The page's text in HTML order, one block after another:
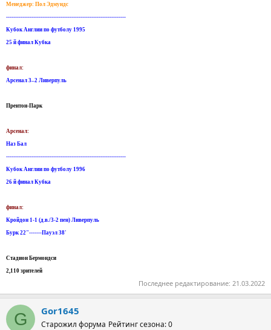
Менеджер: Пол Эдмундс
------------------------------------------------------------------
Кубок Англии по футболу 1995
25 й финал Кубка
финал:
Арсенал 3–2 Ливерпуль
Прентон-Парк
Арсенал:
Наз Бал
------------------------------------------------------------------
Кубок Англии по футболу 1996
26 й финал Кубка
финал:
Кройдон 1-1 (д.в./3-2 пен) Ливерпуль
Бурк 22"-------Пауэл 38'
Стадион Бермондси
2,110 зрителей
Последнее редактирование: 21.03.2022
G Gor1645
Старожил форума Рейтинг сезона: 0